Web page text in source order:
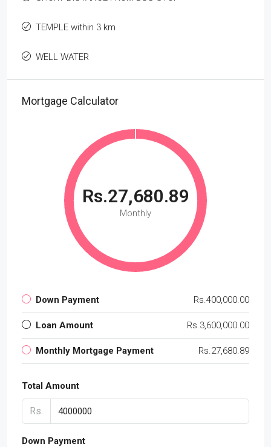
TEMPLE within 3 km
WELL WATER
Mortgage Calculator
Rs.27,680.89
Monthly
Down Payment Rs.400,000.00
Loan Amount Rs.3,600,000.00
Monthly Mortgage Payment Rs.27,680.89
Total Amount
Rs.
Down Payment